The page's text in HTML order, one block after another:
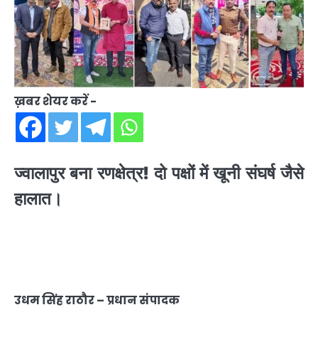
ख़बर शेयर करें -
ज्वालापुर बना रणक्षेत्र! दो पक्षों में खूनी संघर्ष जैसे
हालात।
उधम सिंह राठौर – प्रधान संपादक